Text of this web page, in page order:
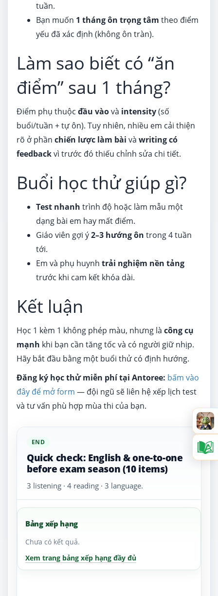
tuần.
Bạn muốn 1 tháng ôn trọng tâm theo điểm
yếu đã xác định (không ôn tràn).
Làm sao biết có “ăn
điểm” sau 1 tháng?
Điểm phụ thuộc đầu vàovà intensity(số
buổi/tuần + tự ôn). Tuy nhiên, nhiều em cải thiện
rõ ở phần chiến lược làm bài và writing có
feedbackvì trước đó thiếu chỉnh sửa chi tiết.
Buổi học thử giúp gì?
Test nhanh trình độ hoặc làm mẫu một
dạng bài em hay mất điểm.
Giáo viên gợi ý2–3 hướng ôn trong 4 tuần
tới.
Em và phụ huynh trải nghiệm nền tảng
trước khi cam kết khóa dài.
Kết luận
Học 1 kèm 1 không phép màu, nhưng là công cụ
mạnh khi bạn cần tăng tốc và có người giữ nhịp.
Hãy bắt đầu bằng một buổi thử có định hướng.
Đăng ký học thử miễn phí tại Antoree: bấm vào
đây để mở form — đội ngũ sẽ liên hệ xếp lịch test
và tư vấn phù hợp mùa thi của bạn.
END
Quick check: English & one-to-one
before exam season (10 items)
3 listening · 4 reading · 3 language.
Bảng xếp hạng
Chưa có kết quả.
Xem trang bảng xếp hạng đầy đủ